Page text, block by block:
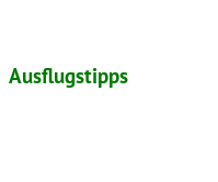
Ausflugstipps